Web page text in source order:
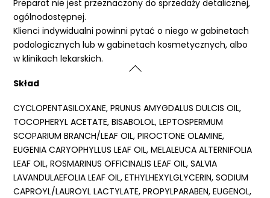
Preparat nie jest przeznaczony do sprzedaży detalicznej,
ogólnodostępnej.
Klienci indywidualni powinni pytać o niego w gabinetach
podologicznych lub w gabinetach kosmetycznych, albo
w klinikach lekarskich.
Skład
CYCLOPENTASILOXANE, PRUNUS AMYGDALUS DULCIS OIL,
TOCOPHERYL ACETATE, BISABOLOL, LEPTOSPERMUM
SCOPARIUM BRANCH/LEAF OIL, PIROCTONE OLAMINE,
EUGENIA CARYOPHYLLUS LEAF OIL, MELALEUCA ALTERNIFOLIA
LEAF OIL, ROSMARINUS OFFICINALIS LEAF OIL, SALVIA
LAVANDULAEFOLIA LEAF OIL, ETHYLHEXYLGLYCERIN, SODIUM
CAPROYL/LAUROYL LACTYLATE, PROPYLPARABEN, EUGENOL,